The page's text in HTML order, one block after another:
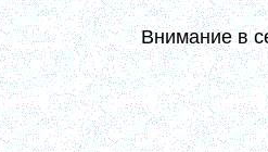
Внимание в
Плод молитвы –
действие. Достигать
не монаху только, но и